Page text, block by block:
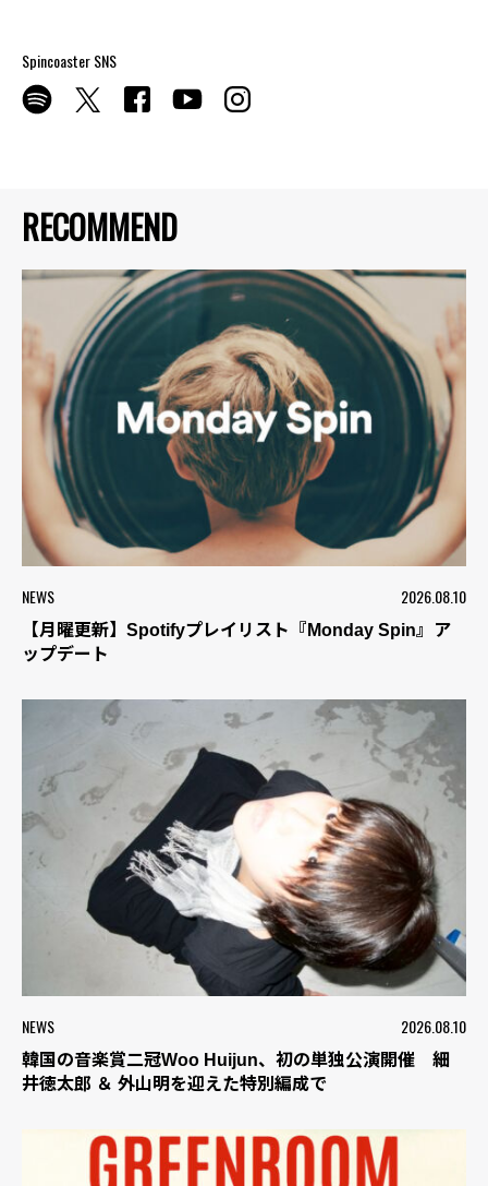
RECOMMEND
NEWS 2026.08.10
【月曜更新】Spotifyプレイリスト『Monday Spin』ア
ップデート
NEWS 2026.08.10
韓国の音楽賞二冠Woo Huijun、初の単独公演開催 細
井徳太郎 ＆ 外山明を迎えた特別編成で
Spincoaster SNS